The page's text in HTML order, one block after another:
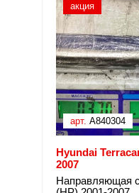
акция
арт. A840304
Hyundai
2007
Направляющая